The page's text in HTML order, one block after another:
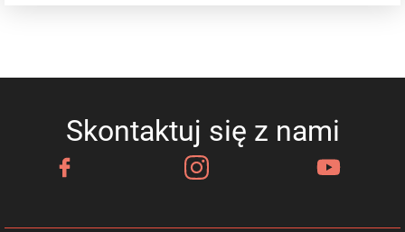
Skontaktuj się z nami